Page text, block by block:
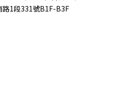
路1段331號B1F-B3F